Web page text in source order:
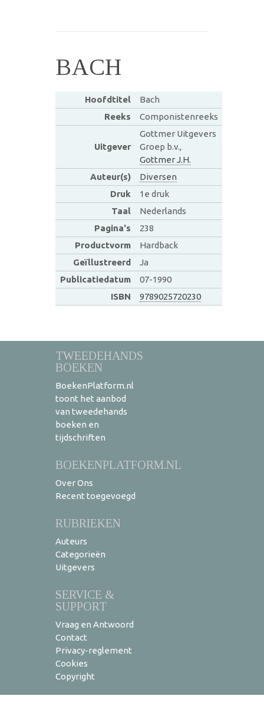
BACH
Hoofdtitel
Bach
Reeks
Componistenreeks
Uitgever
Gottmer Uitgevers
Groep b.v.,
Gottmer J.H.
Auteur(s)
Diversen
Druk
1e druk
Taal
Nederlands
Pagina's
238
Productvorm
Hardback
Geïllustreerd
Ja
Publicatiedatum
07-1990
ISBN
9789025720230
TWEEDEHANDS
BOEKEN
BoekenPlatform.nl
toont het aanbod
van tweedehands
boeken en
tijdschriften
BOEKENPLATFORM.NL
Over Ons
Recent toegevoegd
RUBRIEKEN
Auteurs
Categorieën
Uitgevers
SERVICE &
SUPPORT
Vraag en Antwoord
Contact
Privacy-reglement
Cookies
Copyright